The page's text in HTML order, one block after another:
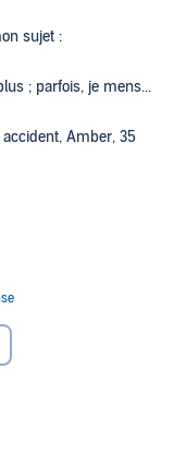
sujet :
; parfois, je mens...
Amber, 35
d'hôpital. Elle
tout. Elle n'a pas la
une chance de
vite, pour
d'où vient la
qui a précédé
la quête